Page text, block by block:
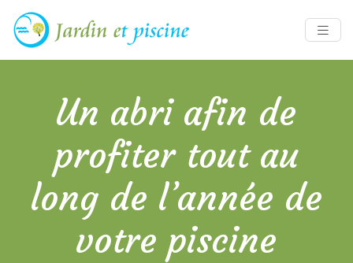
Un abri afin de
profiter tout au
long de l’année de
votre piscine